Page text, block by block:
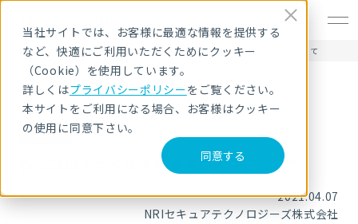
当社サイトでは、お客様に最適な情報を提供する
など、快適にご利用いただくためにクッキー
（Cookie）を使用しています。
詳しくはプライバシーポリシーをご覧ください。
本サイトをご利用になる場合、お客様はクッキー
の使用に同意下さい。
同意する
HOME ニュース・トピックス 新型コロナウイルス感染者の発生について
お知らせ
新型コロナウイルス感染者の発生について
2021.04.07
NRIセキュアテクノロジーズ株式会社